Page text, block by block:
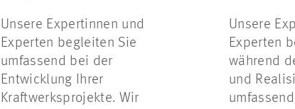
Unsere Expertinnen und
Experten begleiten Sie
umfassend bei der
Entwicklung Ihrer
Kraftwerksprojekte. Wir
Unsere
Experten
während
und